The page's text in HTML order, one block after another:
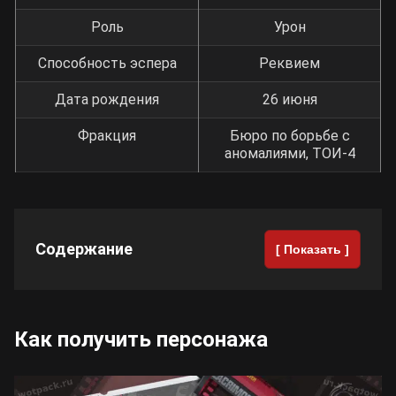
Роль Урон
Способность эспера Реквием
Дата рождения 26 июня
Фракция
Бюро по борьбе с
аномалиями, ТОИ-4
Содержание [ Показать ]
Как получить персонажа